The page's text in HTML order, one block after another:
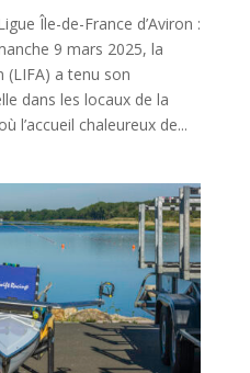
Île-de-France d’Aviron :
9 mars 2025, la
(LIFA) a tenu son
dans les locaux de la
l’accueil chaleureux de...